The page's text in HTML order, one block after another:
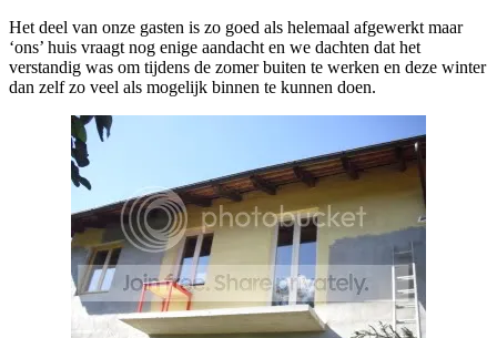
Het deel van onze gasten is zo goed als helemaal afgewerkt maar
‘ons’ huis vraagt nog enige aandacht en we dachten dat het
verstandig was om tijdens de zomer buiten te werken en deze winter
dan zelf zo veel als mogelijk binnen te kunnen doen.